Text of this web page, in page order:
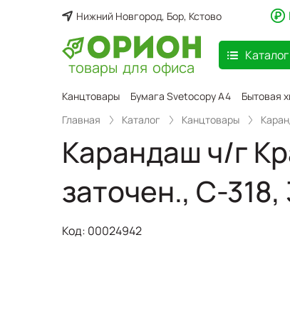
Нижний Новгород, Бор, Кстово
товары для офиса
Каталог
Канцтовары Бумага Svetocopy A4 Бытовая
Главная Каталог Канцтовары
Карандаш ч/г
заточен., С-318,
Код: 00024942